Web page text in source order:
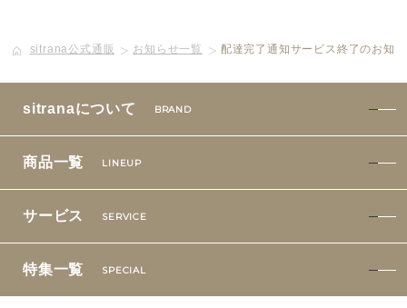
ご使用方法・ステップ
あしたの美肌 | 美容情報を発信・キレイをサポートするWe
sitrana公式通販 お知らせ一覧 配達完了通知サービス終了のお知
sitranaについて BRAND
商品一覧 LINEUP
サービス SERVICE
特集一覧 SPECIAL